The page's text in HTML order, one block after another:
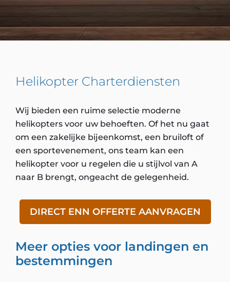
Helikopter Charterdiensten
Wij bieden een ruime selectie moderne
helikopters voor uw behoeften. Of het nu gaat
om een zakelijke bijeenkomst, een bruiloft of
een sportevenement, ons team kan een
helikopter voor u regelen die u stijlvol van A
naar B brengt, ongeacht de gelegenheid.
DIRECT ENN OFFERTE AANVRAGEN
Meer opties voor landingen en
bestemmingen